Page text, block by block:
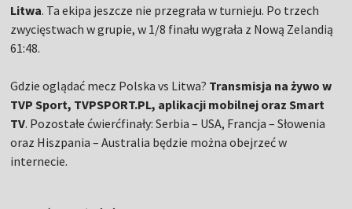
Litwa. Ta ekipa jeszcze nie przegrała w turnieju. Po trzech
zwycięstwach w grupie, w 1/8 finału wygrała z Nową Zelandią
61:48.
Gdzie oglądać mecz Polska vs Litwa? Transmisja na żywo w
TVP Sport, TVPSPORT.PL, aplikacji mobilnej oraz Smart
TV. Pozostałe ćwierćfinały: Serbia – USA, Francja – Słowenia
oraz Hiszpania – Australia będzie można obejrzeć w
internecie.